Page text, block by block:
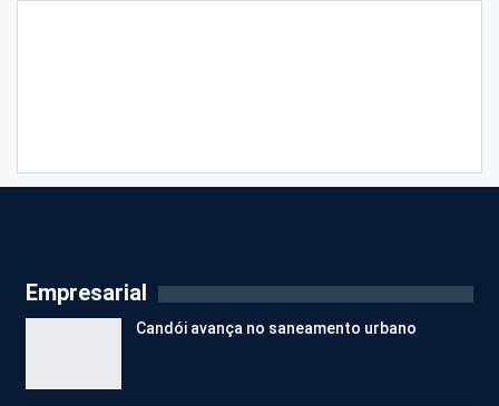
Empresarial
Candói avança no saneamento urbano